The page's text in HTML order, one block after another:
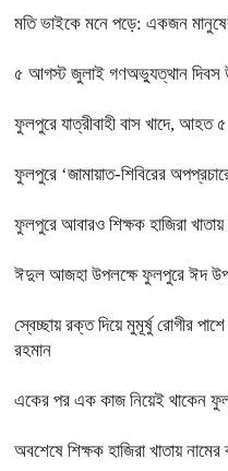
মতি ভাইকে মনে পড়ে: একজন
৫ আগস্ট জুলাই গণঅভ্যুত্থান দিবস
ফুলপুরে যাত্রীবাহী বাস খাদে, আহত ৫
ফুলপুরে ‘জামায়াত-শিবিরের
ফুলপুরে আবারও শিক্ষক হাজিরা
ঈদুল আজহা উপলক্ষে ফুলপুরে ঈদ
স্বেচ্ছায় রক্ত দিয়ে মুমূর্ষু রোগীর
রহমান
একের পর এক কাজ নিয়েই থাকেন
অবশেষে শিক্ষক হাজিরা খাতায়